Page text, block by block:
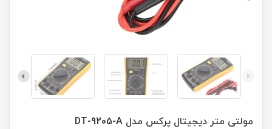
مولتی متر دیجیتال پرکس مدل DT-9205-A